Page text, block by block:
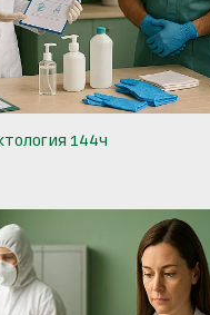
144ч